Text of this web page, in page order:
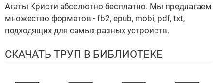
Агаты Кристи абсолютно бесплатно. Мы предлагаем
множество форматов - fb2, epub, mobi, pdf, txt,
подходящих для самых разных устройств.
СКАЧАТЬ ТРУП В БИБЛИОТЕКЕ